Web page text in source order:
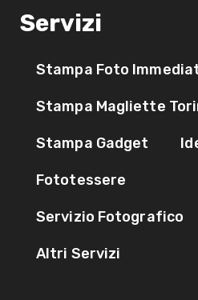
Servizi
Stampa Foto
Stampa Magliette
Stampa Gadget
Fototessere
Servizio Fotografico
Altri Servizi